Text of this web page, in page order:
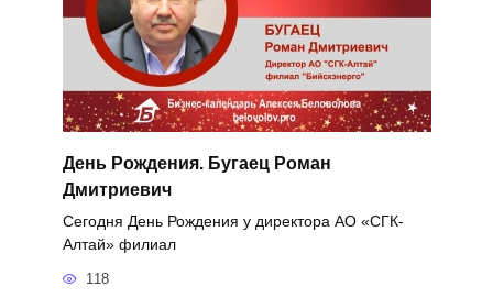
День Рождения. Бугаец Роман
Дмитриевич
Сегодня День Рождения у директора АО «СГК-
Алтай» филиал
118